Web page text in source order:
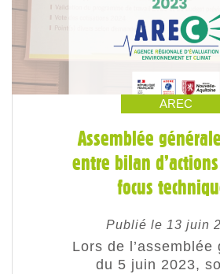
AREC
Assemblée
entre bilan
focus
Publié le 13 juin
Lors de l’assemblée
du 5 juin 2023,